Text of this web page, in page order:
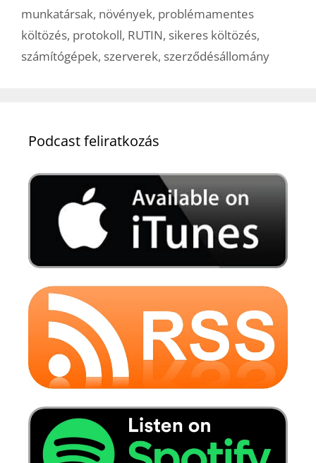
munkatársak, növények, problémamentes
költözés, protokoll, RUTIN, sikeres költözés,
számítógépek, szerverek, szerződésállomány
Podcast feliratkozás